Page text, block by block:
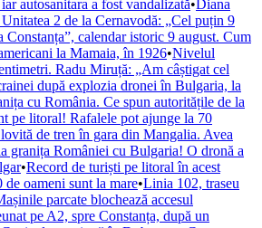
autosanitara a fost vandalizată•Diana
2 de la Cernavodă: „Cel puțin 9
Constanța”, calendar istoric 9 august. Cum
la Mamaia, în 1926•Nivelul
Radu Miruță: „Am câștigat cel
după explozia dronei în Bulgaria, la
cu România. Ce spun autoritățile de la
pe litoral! Rafalele pot ajunge la 70
de tren în gara din Mangalia. Avea
granița României cu Bulgaria! O dronă a
•Record de turiști pe litoral în acest
de oameni sunt la mare•Linia 102, traseu
parcate blochează accesul
pe A2, spre Constanța, după un